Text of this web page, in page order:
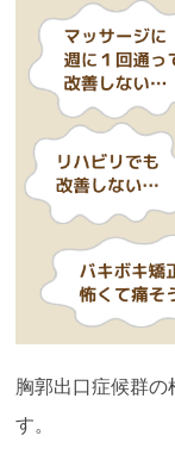
胸郭出口症候群の
す。